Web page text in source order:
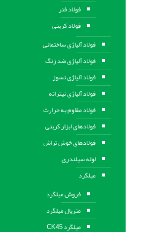
فولاد فنر
فولاد کربنی
فولاد آلیاژی ساختمانی
فولاد آلیاژی ضد زنگ
فولاد آلیاژی نسوز
فولاد آلیاژی نیتراته
فولاد مقاوم به حرارت
فولادهای ابزار کربنی
فولادهای خوش تراش
لوله سیلندری
میلگرد
فروش میلگرد
متریال میلگرد
میلگرد CK45